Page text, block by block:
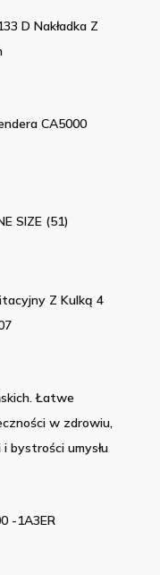
D Nakładka Z
CA5000
SIZE (51)
Z Kulką 4
Łatwe
w zdrowiu,
bystrości umysłu
-1A3ER